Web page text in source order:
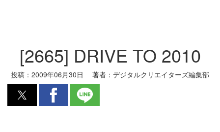
[2665] DRIVE TO 2010
投稿： 2009年06月30日 著者： デジタルクリエイターズ編集部